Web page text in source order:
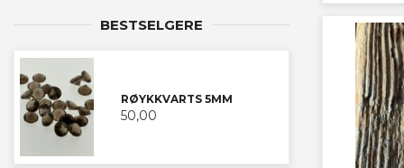
BESTSELGERE
RØYKKVARTS 5MM
50,00